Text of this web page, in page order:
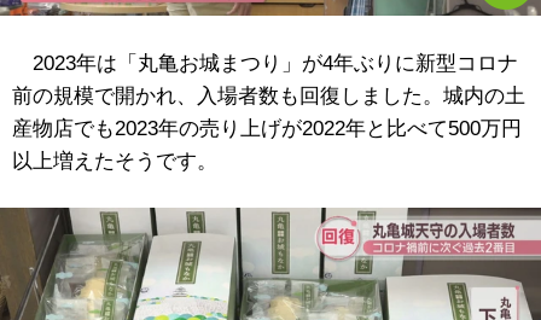
2023年は「丸亀お城まつり」が4年ぶりに新型コロナ
前の規模で開かれ、入場者数も回復しました。城内の土
産物店でも2023年の売り上げが2022年と比べて500万円
以上増えたそうです。